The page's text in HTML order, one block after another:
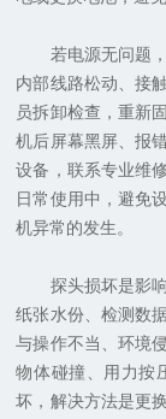
若电源无问题，
内部线路松动、接
员拆卸检查，重新
机后屏幕黑屏、报
设备，联系专业维
日常使用中，避免
机异常的发生。
探头损坏是影响
纸张水份、检测数
与操作不当、环境
物体碰撞、用力按
坏，解决方法是更